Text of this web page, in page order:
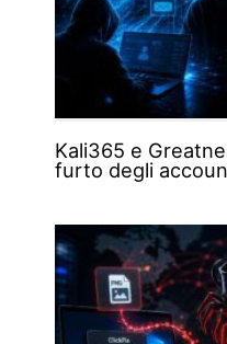
Kali365 e
furto degli